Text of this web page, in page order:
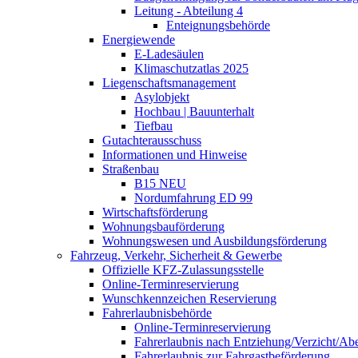
Leitung - Abteilung 4
Enteignungsbehörde
Energiewende
E-Ladesäulen
Klimaschutzatlas 2025
Liegenschaftsmanagement
Asylobjekt
Hochbau | Bauunterhalt
Tiefbau
Gutachterausschuss
Informationen und Hinweise
Straßenbau
B15 NEU
Nordumfahrung ED 99
Wirtschaftsförderung
Wohnungsbauförderung
Wohnungswesen und Ausbildungsförderung
Fahrzeug, Verkehr, Sicherheit & Gewerbe
Offizielle KFZ-Zulassungsstelle
Online-Terminreservierung
Wunschkennzeichen Reservierung
Fahrerlaubnisbehörde
Online-Terminreservierung
Fahrerlaubnis nach Entziehung/Verzicht/